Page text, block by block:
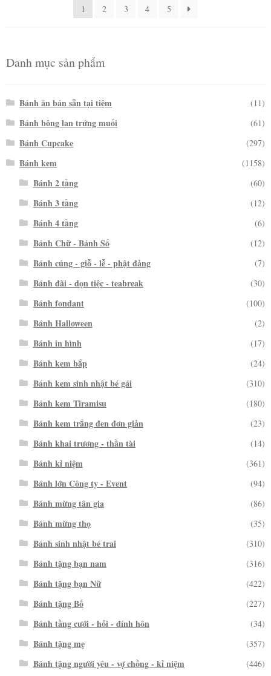
1 2 3 4 5
Danh mục sản phẩm
Bánh ăn bán sẵn tại tiệm (11)
Bánh bông lan trứng muối (61)
Bánh Cupcake (297)
Bánh kem (1158)
Bánh 2 tầng (60)
Bánh 3 tầng (12)
Bánh 4 tầng (6)
Bánh Chữ - Bánh Số (12)
Bánh cúng - giỗ - lễ - phật đảng (7)
Bánh đãi - dọn tiệc - teabreak (30)
Bánh fondant (100)
Bánh Halloween (2)
Bánh in hình (17)
Bánh kem bắp (24)
Bánh kem sinh nhật bé gái (310)
Bánh kem Tiramisu (180)
Bánh kem trắng đen đơn giản (23)
Bánh khai trương - thần tài (14)
Bánh kỉ niệm (361)
Bánh lớn Công ty - Event (94)
Bánh mừng tân gia (86)
Bánh mừng thọ (35)
Bánh sinh nhật bé trai (310)
Bánh tặng bạn nam (316)
Bánh tặng bạn Nữ (422)
Bánh tặng Bố (227)
Bánh tầng cưới - hỏi - đính hôn (34)
Bánh tặng mẹ (357)
Bánh tặng người yêu - vợ chồng - kỉ niệm (446)